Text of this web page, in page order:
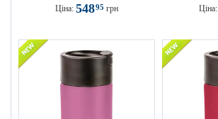
Ціна: 54895 грн Ціна: